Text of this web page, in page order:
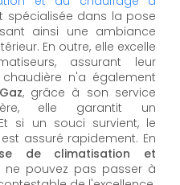
spécialisée dans la pose
ainsi une ambiance
En outre, elle excelle
assurant leur
n'a également
, grâce à son service
elle garantit un
si un souci survient, le
assuré rapidement. En
de climatisation et
ne pouvez pas passer à